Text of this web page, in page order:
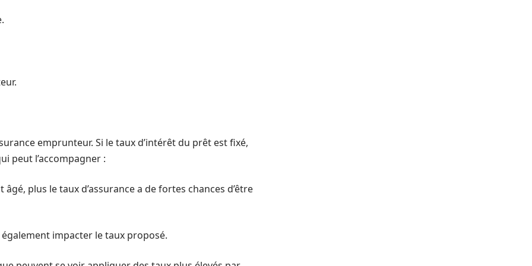
emprunteur. Si le taux d’intérêt du prêt est fixé,
peut l’accompagner :
plus le taux d’assurance a de fortes chances d’être
impacter le taux proposé.